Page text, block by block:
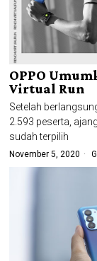
OPPO
Virtual Run
Setelah
2.593 peserta,
sudah terpilih
November 5, 2020